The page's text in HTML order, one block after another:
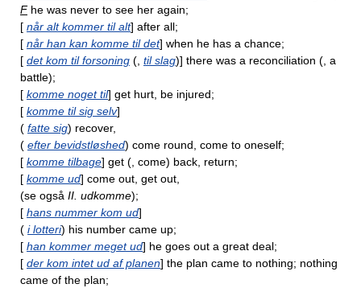
Fhe was never to see her again;
[ når alt kommer til alt] after all;
[ når han kan komme til det] when he has a chance;
[ det kom til forsoning (, til slag)] there was a reconciliation (, a
battle);
[ komme noget til] get hurt, be injured;
[ komme til sig selv]
( fatte sig) recover,
( efter bevidstløshed) come round, come to oneself;
[ komme tilbage] get (, come) back, return;
[ komme ud] come out, get out,
(se også II. udkomme);
[ hans nummer kom ud]
( i lotteri) his number came up;
[ han kommer meget ud] he goes out a great deal;
[ der kom intet ud af planen] the plan came to nothing; nothing
came of the plan;